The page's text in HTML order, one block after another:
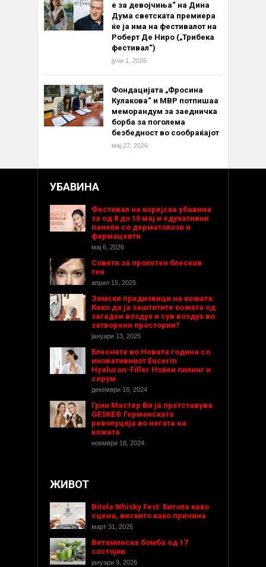
е за девојчиња“ на Дина
Дума светската премиера
ќе ја има на фестивалот на
Роберт Де Ниро („Трибека
фестивал“)
јуни 1, 2026
Фондацијата „Фросина
Кулакова“ и МВР потпишаа
меморандум за заедничка
борба за поголема
безбедност во сообраќајот
мај 27, 2026
УБАВИНА
Фестивал на корејска убавина
за од 8 до 10 мај и едукативни
панели со дерматолози и
фармацевти
мај 6, 2026
Совети за пролетен блескав
тен
април 15, 2025
Зимски предизвици на кожата:
Како да ја заштитите кожата од
загаден воздух и сув воздух во
затворени простории?
јануари 13, 2025
Блеснете во Новата година со
иновативниот Eucerin
Hyaluron-Filler Ноќен пилинг и
серум
декември 16, 2024
Грин Мастер Ви ја претставува
GESKE® Германската
револуција во негата на
кожата
ноември 18, 2024
ЖИВОТ
Bitola Whisky Fest: Битола како
сцена, вискито како причина
март 31, 2026
Витаминска бомба од 17
состојки
јануари 9, 2026